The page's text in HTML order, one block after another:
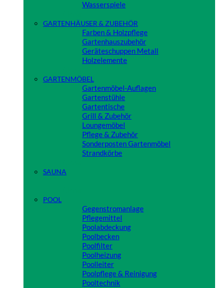
Wasserspiele
GARTENHÄUSER & ZUBEHÖR
Farben & Holzpflege
Gartenhauszubehör
Geräteschuppen Metall
Holzelemente
GARTENMÖBEL
Gartenmöbel-Auflagen
Gartenstühle
Gartentische
Grill & Zubehör
Loungemöbel
Pflege & Zubehör
Sonderposten Gartenmöbel
Strandkörbe
SAUNA
POOL
Gegenstromanlage
Pflegemittel
Poolabdeckung
Poolbecken
Poolfilter
Poolheizung
Poolleiter
Poolpflege & Reinigung
Pooltechnik